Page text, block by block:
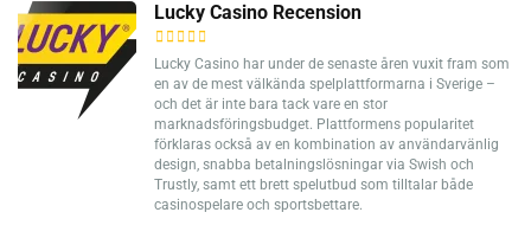
Lucky Casino Recension
Lucky Casino har under de senaste åren vuxit fram som
en av de mest välkända spelplattformarna i Sverige –
och det är inte bara tack vare en stor
marknadsföringsbudget. Plattformens popularitet
förklaras också av en kombination av användarvänlig
design, snabba betalningslösningar via Swish och
Trustly, samt ett brett spelutbud som tilltalar både
casinospelare och sportsbettare.